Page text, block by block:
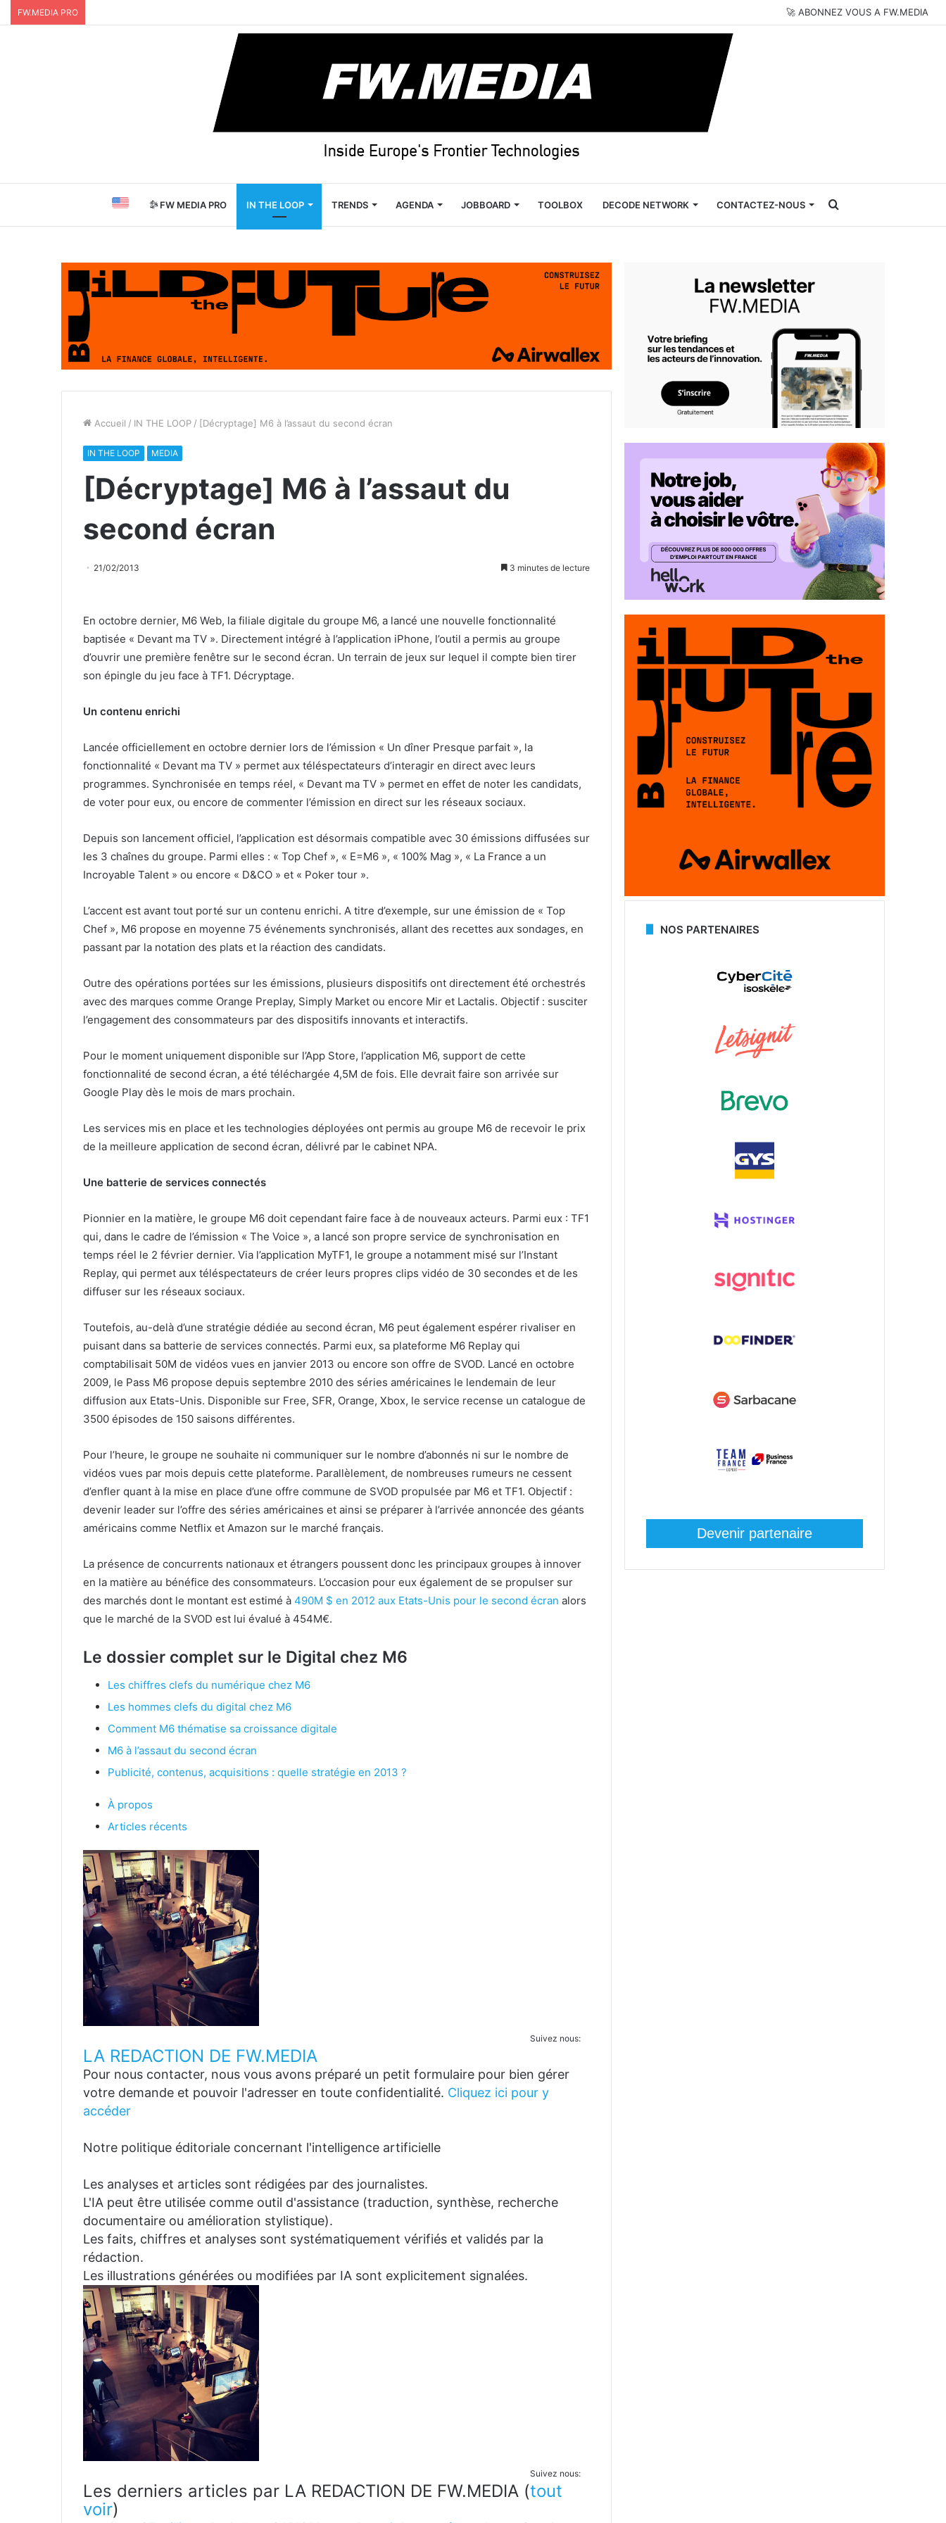
FW.MEDIA PRO 🚀 ABONNEZ VOUS A FW.MEDIA
FW MEDIA PRO IN THE LOOP TRENDS AGENDA JOBBOARD TOOLBOX DECODE NETWORK CONTACTEZ-NOUS Rechercher
Accueil / IN THE LOOP / [Décryptage] M6 à l’assaut du second écran
IN THE LOOP MEDIA
[Décryptage] M6 à l’assaut du
second écran
21/02/2013 3 minutes de lecture
En octobre dernier, M6 Web, la filiale digitale du groupe M6, a lancé une nouvelle fonctionnalité
baptisée « Devant ma TV ». Directement intégré à l’application iPhone, l’outil a permis au groupe
d’ouvrir une première fenêtre sur le second écran. Un terrain de jeux sur lequel il compte bien tirer
son épingle du jeu face à TF1. Décryptage.
Un contenu enrichi
Lancée officiellement en octobre dernier lors de l’émission « Un dîner Presque parfait », la
fonctionnalité « Devant ma TV » permet aux téléspectateurs d’interagir en direct avec leurs
programmes. Synchronisée en temps réel, « Devant ma TV » permet en effet de noter les candidats,
de voter pour eux, ou encore de commenter l’émission en direct sur les réseaux sociaux.
Depuis son lancement officiel, l’application est désormais compatible avec 30 émissions diffusées sur
les 3 chaînes du groupe. Parmi elles : « Top Chef », « E=M6 », « 100% Mag », « La France a un
Incroyable Talent » ou encore « D&CO » et « Poker tour ».
L’accent est avant tout porté sur un contenu enrichi. A titre d’exemple, sur une émission de « Top
Chef », M6 propose en moyenne 75 événements synchronisés, allant des recettes aux sondages, en
passant par la notation des plats et la réaction des candidats.
Outre des opérations portées sur les émissions, plusieurs dispositifs ont directement été orchestrés
avec des marques comme Orange Preplay, Simply Market ou encore Mir et Lactalis. Objectif : susciter
l’engagement des consommateurs par des dispositifs innovants et interactifs.
Pour le moment uniquement disponible sur l’App Store, l’application M6, support de cette
fonctionnalité de second écran, a été téléchargée 4,5M de fois. Elle devrait faire son arrivée sur
Google Play dès le mois de mars prochain.
Les services mis en place et les technologies déployées ont permis au groupe M6 de recevoir le prix
de la meilleure application de second écran, délivré par le cabinet NPA.
Une batterie de services connectés
Pionnier en la matière, le groupe M6 doit cependant faire face à de nouveaux acteurs. Parmi eux : TF1
qui, dans le cadre de l’émission « The Voice », a lancé son propre service de synchronisation en
temps réel le 2 février dernier. Via l’application MyTF1, le groupe a notamment misé sur l’Instant
Replay, qui permet aux téléspectateurs de créer leurs propres clips vidéo de 30 secondes et de les
diffuser sur les réseaux sociaux.
Toutefois, au-delà d’une stratégie dédiée au second écran, M6 peut également espérer rivaliser en
puisant dans sa batterie de services connectés. Parmi eux, sa plateforme M6 Replay qui
comptabilisait 50M de vidéos vues en janvier 2013 ou encore son offre de SVOD. Lancé en octobre
2009, le Pass M6 propose depuis septembre 2010 des séries américaines le lendemain de leur
diffusion aux Etats-Unis. Disponible sur Free, SFR, Orange, Xbox, le service recense un catalogue de
3500 épisodes de 150 saisons différentes.
Pour l’heure, le groupe ne souhaite ni communiquer sur le nombre d’abonnés ni sur le nombre de
vidéos vues par mois depuis cette plateforme. Parallèlement, de nombreuses rumeurs ne cessent
d’enfler quant à la mise en place d’une offre commune de SVOD propulsée par M6 et TF1. Objectif :
devenir leader sur l’offre des séries américaines et ainsi se préparer à l’arrivée annoncée des géants
américains comme Netflix et Amazon sur le marché français.
La présence de concurrents nationaux et étrangers poussent donc les principaux groupes à innover
en la matière au bénéfice des consommateurs. L’occasion pour eux également de se propulser sur
des marchés dont le montant est estimé à 490M $ en 2012 aux Etats-Unis pour le second écran alors
que le marché de la SVOD est lui évalué à 454M€.
Le dossier complet sur le Digital chez M6
Les chiffres clefs du numérique chez M6
Les hommes clefs du digital chez M6
Comment M6 thématise sa croissance digitale
M6 à l’assaut du second écran
Publicité, contenus, acquisitions : quelle stratégie en 2013 ?
À propos
Articles récents
Suivez nous:
LA REDACTION DE FW.MEDIA
Pour nous contacter, nous vous avons préparé un petit formulaire pour bien gérer
votre demande et pouvoir l'adresser en toute confidentialité. Cliquez ici pour y
accéder
Notre politique éditoriale concernant l'intelligence artificielle
Les analyses et articles sont rédigées par des journalistes.
L'IA peut être utilisée comme outil d'assistance (traduction, synthèse, recherche
documentaire ou amélioration stylistique).
Les faits, chiffres et analyses sont systématiquement vérifiés et validés par la
rédaction.
Les illustrations générées ou modifiées par IA sont explicitement signalées.
Suivez nous:
Les derniers articles par LA REDACTION DE FW.MEDIA (tout
voir)
NOS PARTENAIRES
Devenir partenaire